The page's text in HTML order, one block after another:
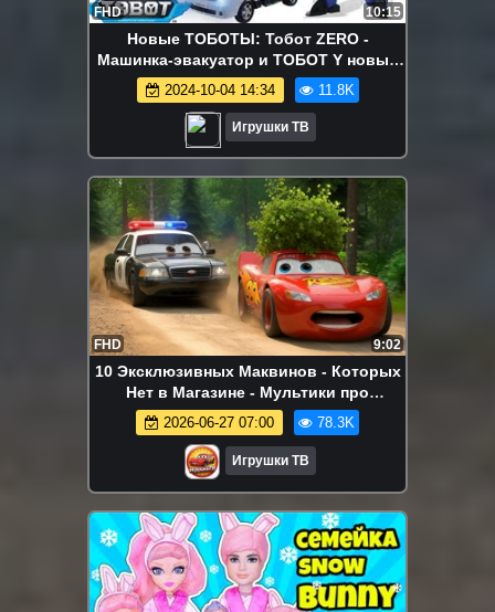
FHD 10:15
Новые ТОБОТЫ: Тобот ZERO -
Машинка-эвакуатор и ТОБОТ Y новые
серии - Игрушки трансформеры для
детей
2024-10-04 14:34 11.8K
Игрушки ТВ
FHD 9:02
10 Эксклюзивных Маквинов - Которых
Нет в Магазине - Мультики про
машинки Тачки
2026-06-27 07:00 78.3K
Игрушки ТВ